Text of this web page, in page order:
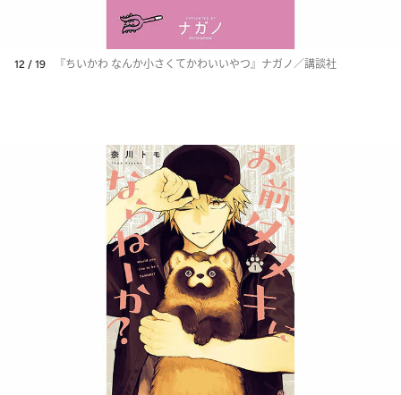
12 / 19 『ちいかわ なんか小さくてかわいいやつ』ナガノ／講談社